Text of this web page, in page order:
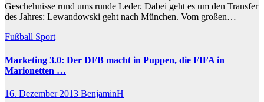
Geschehnisse rund ums runde Leder. Dabei geht es um den Transfer
des Jahres: Lewandowski geht nach München. Vom großen…
Fußball Sport
Marketing 3.0: Der DFB macht in Puppen, die FIFA in
Marionetten …
16. Dezember 2013 BenjaminH